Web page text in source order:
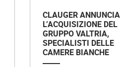
CLAUGER ANNUNCIA
L’ACQUISIZIONE DEL
GRUPPO VALTRIA,
SPECIALISTI DELLE
CAMERE BIANCHE